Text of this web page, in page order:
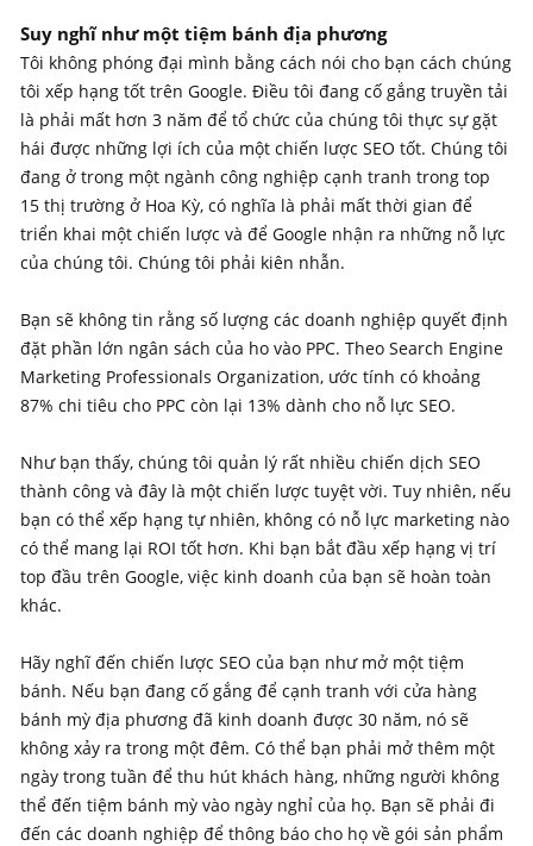
Suy nghĩ như một tiệm bánh địa phương
Tôi không phóng đại mình bằng cách nói cho bạn cách chúng
tôi xếp hạng tốt trên Google. Điều tôi đang cố gắng truyền tải
là phải mất hơn 3 năm để tổ chức của chúng tôi thực sự gặt
hái được những lợi ích của một chiến lược SEO tốt. Chúng tôi
đang ở trong một ngành công nghiệp cạnh tranh trong top
15 thị trường ở Hoa Kỳ, có nghĩa là phải mất thời gian để
triển khai một chiến lược và để Google nhận ra những nỗ lực
của chúng tôi. Chúng tôi phải kiên nhẫn.
Bạn sẽ không tin rằng số lượng các doanh nghiệp quyết định
đặt phần lớn ngân sách của ho vào PPC. Theo Search Engine
Marketing Professionals Organization, ước tính có khoảng
87% chi tiêu cho PPC còn lại 13% dành cho nỗ lực SEO.
Như bạn thấy, chúng tôi quản lý rất nhiều chiến dịch SEO
thành công và đây là một chiến lược tuyệt vời. Tuy nhiên, nếu
bạn có thể xếp hạng tự nhiên, không có nỗ lực marketing nào
có thể mang lại ROI tốt hơn. Khi bạn bắt đầu xếp hạng vị trí
top đầu trên Google, việc kinh doanh của bạn sẽ hoàn toàn
khác.
Hãy nghĩ đến chiến lược SEO của bạn như mở một tiệm
bánh. Nếu bạn đang cố gắng để cạnh tranh với cửa hàng
bánh mỳ địa phương đã kinh doanh được 30 năm, nó sẽ
không xảy ra trong một đêm. Có thể bạn phải mở thêm một
ngày trong tuần để thu hút khách hàng, những người không
thể đến tiệm bánh mỳ vào ngày nghỉ của họ. Bạn sẽ phải đi
đến các doanh nghiệp để thông báo cho họ về gói sản phẩm